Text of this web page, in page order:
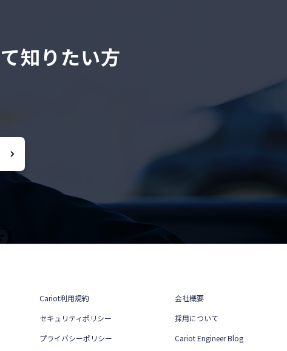
知りたい方
Cariot利用規約
セキュリティポリシー
プライバシーポリシー
会社概要
採用について
Cariot Engineer Blog